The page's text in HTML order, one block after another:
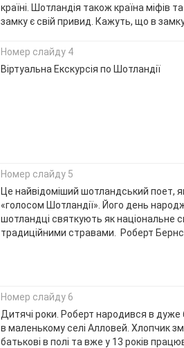
країні. Шотландія також країна міфів
замку є свій привид. Кажуть, що в замку
Номер слайду 4
Віртуальна Екскурсія по Шотландії
Номер слайду 5
Це найвідоміший шотландський поет,
«голосом Шотландії». Його день
шотландці святкують як національне
традиційними стравами. Роберт Бернс
Номер слайду 6
Дитячі роки. Роберт народився в дуже
в маленькому селі Алловей. Хлопчик
батькові в полі та вже у 13 років